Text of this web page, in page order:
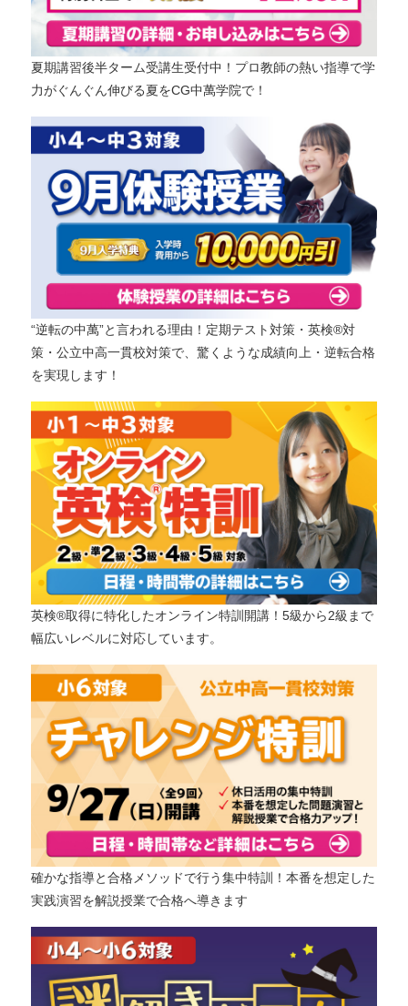
夏期講習後半ターム受講生受付中！プロ教師の熱い指導で学
力がぐんぐん伸びる夏をCG中萬学院で！
“逆転の中萬”と言われる理由！定期テスト対策・英検®対
策・公立中高一貫校対策で、驚くような成績向上・逆転合格
を実現します！
英検®取得に特化したオンライン特訓開講！5級から2級まで
幅広いレベルに対応しています。
確かな指導と合格メソッドで行う集中特訓！本番を想定した
実践演習を解説授業で合格へ導きます